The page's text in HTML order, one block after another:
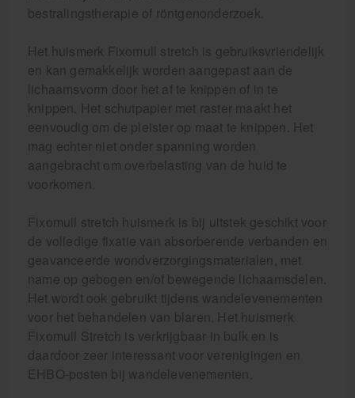
bestralingstherapie of röntgenonderzoek.
Het huismerk Fixomull stretch is gebruiksvriendelijk
en kan gemakkelijk worden aangepast aan de
lichaamsvorm door het af te knippen of in te
knippen. Het schutpapier met raster maakt het
eenvoudig om de pleister op maat te knippen. Het
mag echter niet onder spanning worden
aangebracht om overbelasting van de huid te
voorkomen.
Fixomull stretch huismerk is bij uitstek geschikt voor
de volledige fixatie van absorberende verbanden en
geavanceerde wondverzorgingsmaterialen, met
name op gebogen en/of bewegende lichaamsdelen.
Het wordt ook gebruikt tijdens wandelevenementen
voor het behandelen van blaren. Het huismerk
Fixomull Stretch is verkrijgbaar in bulk en is
daardoor zeer interessant voor verenigingen en
EHBO-posten bij wandelevenementen.